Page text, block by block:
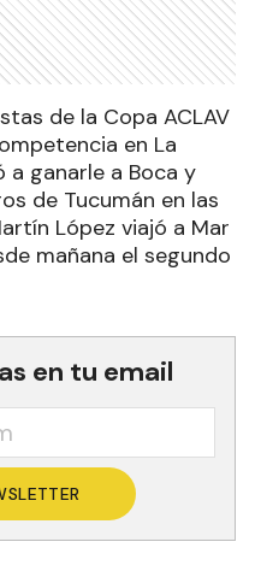
de la Copa ACLAV
en La
a ganarle a Boca y
de Tucumán en las
López viajó a Mar
mañana el segundo
en tu email